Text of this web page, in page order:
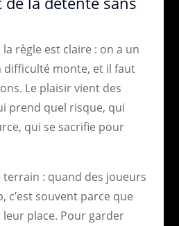
la règle est claire : on a un
difficulté monte, et il faut
Le plaisir vient des
prend quel risque, qui
qui se sacrifie pour
terrain : quand des joueurs
c’est souvent parce que
leur place. Pour garder